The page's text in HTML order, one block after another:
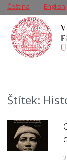
Štítek:
Čeština English